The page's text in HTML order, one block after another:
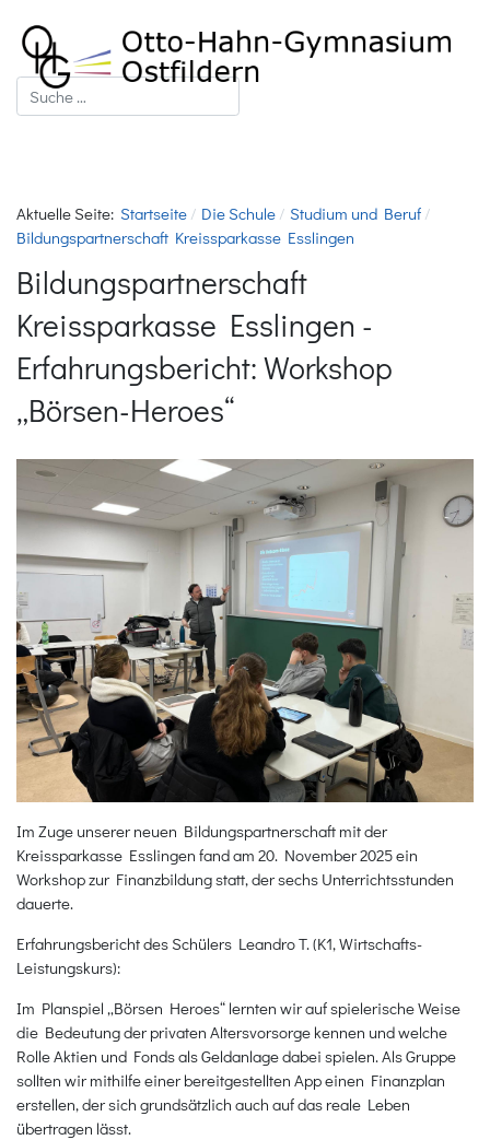
Suchen
Aktuelle Seite: Startseite Die Schule
Studium und Beruf
Bildungspartnerschaft Kreissparkasse Esslingen
Bildungspartnerschaft
Kreissparkasse Esslingen -
Erfahrungsbericht: Workshop
„Börsen-Heroes“
Im Zuge unserer neuen Bildungspartnerschaft mit der
Kreissparkasse Esslingen fand am 20. November 2025 ein
Workshop zur Finanzbildung statt, der sechs Unterrichtsstunden
dauerte.
Erfahrungsbericht des Schülers Leandro T. (K1, Wirtschafts-
Leistungskurs):
Im Planspiel „Börsen Heroes“ lernten wir auf spielerische Weise
die Bedeutung der privaten Altersvorsorge kennen und welche
Rolle Aktien und Fonds als Geldanlage dabei spielen. Als Gruppe
sollten wir mithilfe einer bereitgestellten App einen Finanzplan
erstellen, der sich grundsätzlich auch auf das reale Leben
übertragen lässt.